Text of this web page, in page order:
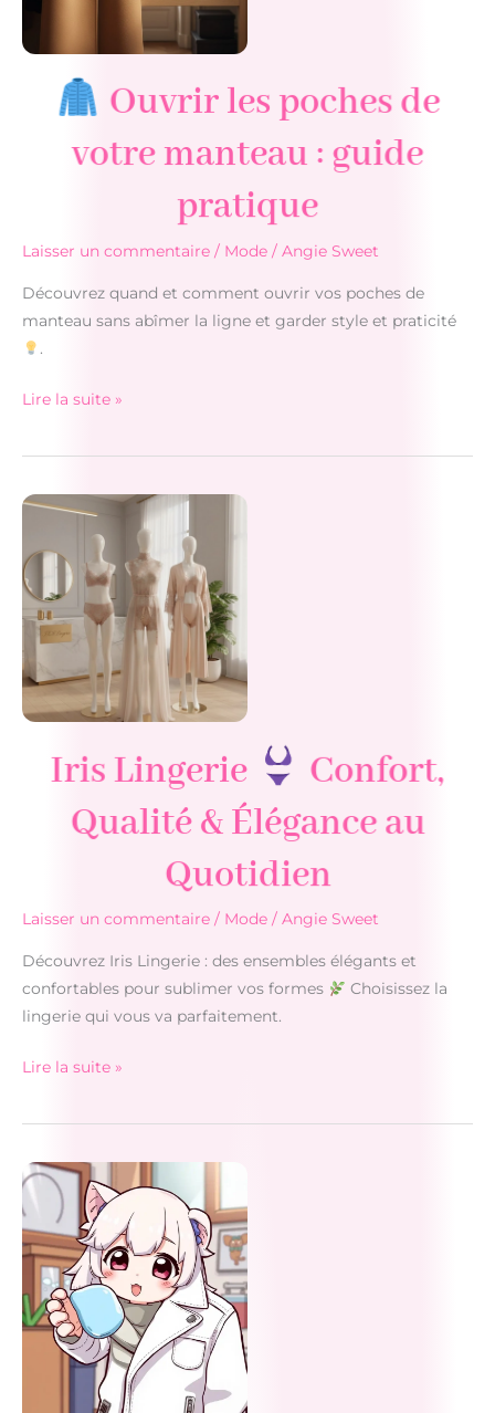
ses
accessoires
Ouvrir les poches de
votre manteau : guide
pratique
Laisser un commentaire / Mode / Angie Sweet
Découvrez quand et comment ouvrir vos poches de
manteau sans abîmer la ligne et garder style et praticité
.
les
de
manteau
:
guide
pratique
Lire la suite »
Iris Lingerie Confort,
Qualité & Élégance au
Quotidien
Laisser un commentaire / Mode / Angie Sweet
Découvrez Iris Lingerie : des ensembles élégants et
confortables pour sublimer vos formes
Choisissez la
lingerie qui vous va parfaitement.
Iris
Qualité
&
Élégance
au
Quotidien
Lire la suite »